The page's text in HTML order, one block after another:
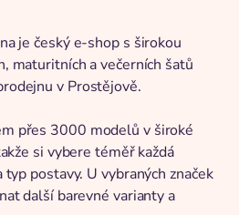
je český e-shop s širokou
maturitních a večerních šatů
v Prostějově.
přes 3000 modelů v široké
si vybere téměř každá
typ postavy. U vybraných značek
další barevné varianty a